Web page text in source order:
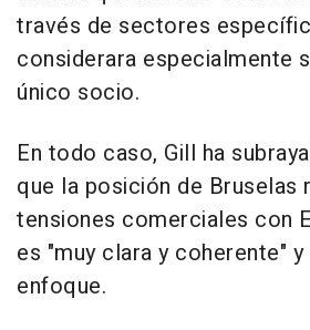
través de sectores
considerara especialmente
único socio.
En todo caso, Gill ha
que la posición de Bruselas
tensiones comerciales con
es "muy clara y coherente"
enfoque.